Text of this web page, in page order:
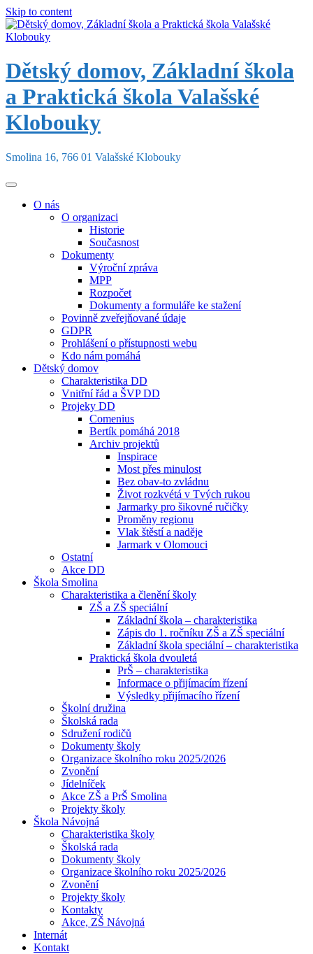
Skip to content
Dětský domov, Základní škola
a Praktická škola Valašské
Klobouky
Smolina 16, 766 01 Valašské Klobouky
O nás
O organizaci
Historie
Současnost
Dokumenty
Výroční zpráva
MPP
Rozpočet
Dokumenty a formuláře ke stažení
Povinně zveřejňované údaje
GDPR
Prohlášení o přístupnosti webu
Kdo nám pomáhá
Dětský domov
Charakteristika DD
Vnitřní řád a ŠVP DD
Projeky DD
Comenius
Bertík pomáhá 2018
Archiv projektů
Inspirace
Most přes minulost
Bez obav-to zvládnu
Život rozkvétá v Tvých rukou
Jarmarky pro šikovné ručičky
Proměny regionu
Vlak štěstí a naděje
Jarmark v Olomouci
Ostatní
Akce DD
Škola Smolina
Charakteristika a členění školy
ZŠ a ZŠ speciální
Základní škola – charakteristika
Zápis do 1. ročníku ZŠ a ZŠ speciální
Základní škola speciální – charakteristika
Praktická škola dvouletá
PrŠ – charakteristika
Informace o přijímacím řízení
Výsledky přijímacího řízení
Školní družina
Školská rada
Sdružení rodičů
Dokumenty školy
Organizace školního roku 2025/2026
Zvonění
Jídelníček
Akce ZŠ a PrŠ Smolina
Projekty školy
Škola Návojná
Charakteristika školy
Školská rada
Dokumenty školy
Organizace školního roku 2025/2026
Zvonění
Projekty školy
Kontakty
Akce, ZŠ Návojná
Internát
Kontakt